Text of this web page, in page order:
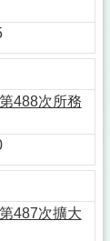
488次所務
487次擴大